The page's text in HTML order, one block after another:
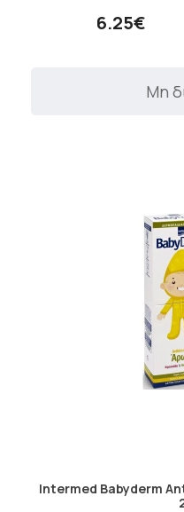
6.25€
Μη
Intermed Babyderm